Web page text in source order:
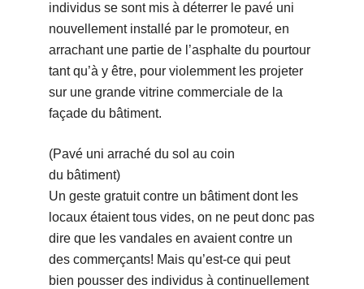
individus se sont mis à déterrer le pavé uni
nouvellement installé par le promoteur, en
arrachant une partie de l’asphalte du pourtour
tant qu’à y être, pour violemment les projeter
sur une grande vitrine commerciale de la
façade du bâtiment.
(Pavé uni arraché du sol au coin
du bâtiment)
Un geste gratuit contre un bâtiment dont les
locaux étaient tous vides, on ne peut donc pas
dire que les vandales en avaient contre un
des commerçants! Mais qu’est-ce qui peut
bien pousser des individus à continuellement